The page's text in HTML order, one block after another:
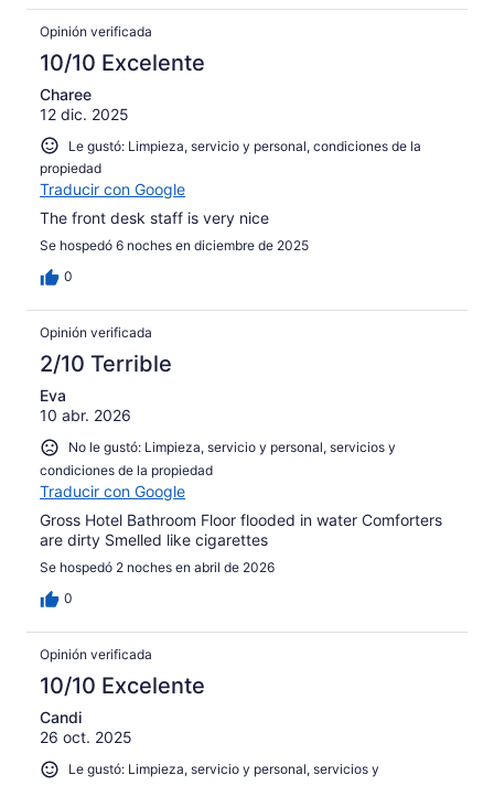
Opinión verificada
10/10 Excelente
Charee
12 dic. 2025
Le gustó: Limpieza, servicio y personal, condiciones de la
propiedad
Traducir con Google
The front desk staff is very nice
Se hospedó 6 noches en diciembre de 2025
0
Opinión verificada
2/10 Terrible
Eva
10 abr. 2026
No le gustó: Limpieza, servicio y personal, servicios y
condiciones de la propiedad
Traducir con Google
Gross Hotel Bathroom Floor flooded in water Comforters
are dirty Smelled like cigarettes
Se hospedó 2 noches en abril de 2026
0
Opinión verificada
10/10 Excelente
Candi
26 oct. 2025
Le gustó: Limpieza, servicio y personal, servicios y